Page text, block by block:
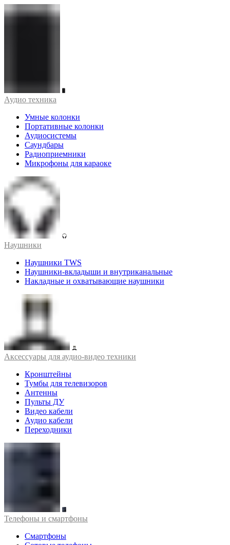
Аудио техника
Умные колонки
Портативные колонки
Аудиосистемы
Саундбары
Радиоприемники
Микрофоны для караоке
Наушники
Наушники TWS
Наушники-вкладыши и внутриканальные
Накладные и охватывающие наушники
Аксессуары для аудио-видео техники
Кронштейны
Тумбы для телевизоров
Антенны
Пульты ДУ
Видео кабели
Аудио кабели
Переходники
Телефоны и смартфоны
Смартфоны